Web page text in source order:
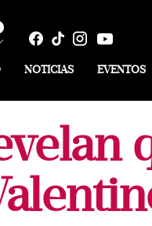
NOTICIAS EVENTOS